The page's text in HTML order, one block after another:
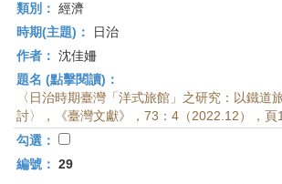
類別： 經濟
時期(主題)：
日治
作者： 沈佳姍
題名 (點擊閱讀)：
〈日治時期臺灣「洋式旅館」之研究：以鐵道
討〉，《臺灣文獻》，73：4（2022.12），頁
勾選：
編號： 29